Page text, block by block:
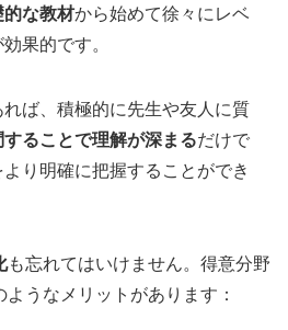
的な教材から始めて徐々にレベ
果的です。
ば、積極的に先生や友人に質
することで理解が深まるだけで
り明確に把握することができ
も忘れてはいけません。得意分野
うなメリットがあります：